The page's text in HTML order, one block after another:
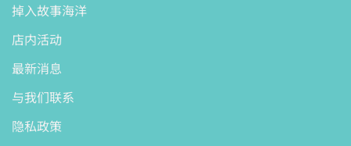
掉入故事海洋
店内活动
最新消息
与我们联系
隐私政策